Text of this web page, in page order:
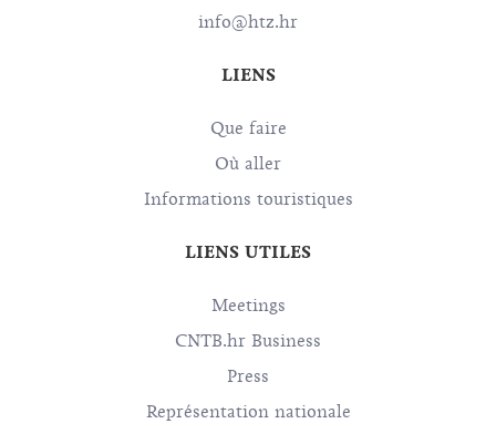
info@htz.hr
LIENS
Que faire
Où aller
Informations touristiques
LIENS UTILES
Meetings
CNTB.hr Business
Press
Représentation nationale